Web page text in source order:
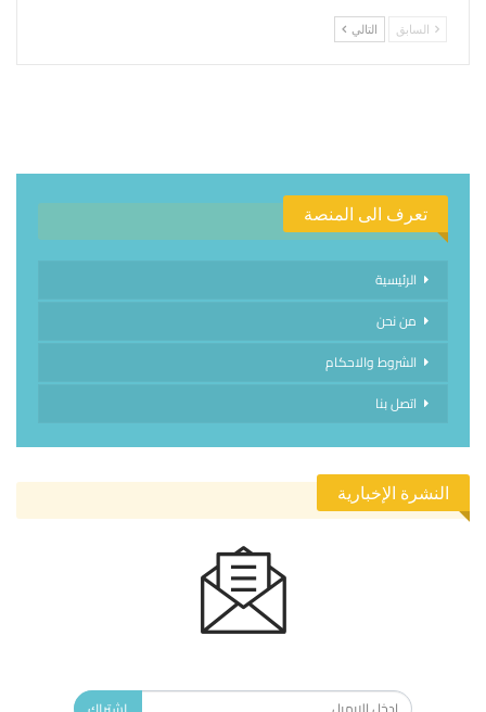
السابق التالي
تعرف الى المنصة
الرئيسية
من نحن
الشروط والاحكام
اتصل بنا
النشرة الإخبارية